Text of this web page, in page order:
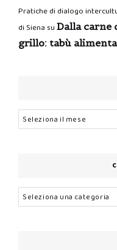
Pratiche di dialogo
di Siena su Dalla carne
grillo: tabù
Archivi
Categorie